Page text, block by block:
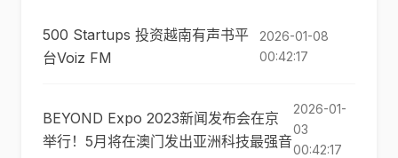
500 Startups 投资越南有声书平
台Voiz FM
2026-01-08
00:42:17
BEYOND Expo 2023新闻发布会在京
举行！5月将在澳门发出亚洲科技最强音
2026-01-
03
00:42:17